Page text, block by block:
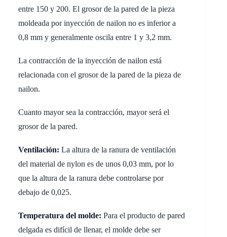
entre 150 y 200. El grosor de la pared de la pieza
moldeada por inyección de nailon no es inferior a
0,8 mm y generalmente oscila entre 1 y 3,2 mm.
La contracción de la inyección de nailon está
relacionada con el grosor de la pared de la pieza de
nailon.
Cuanto mayor sea la contracción, mayor será el
grosor de la pared.
Ventilación: La altura de la ranura de ventilación
del material de nylon es de unos 0,03 mm, por lo
que la altura de la ranura debe controlarse por
debajo de 0,025.
Temperatura del molde: Para el producto de pared
delgada es difícil de llenar, el molde debe ser